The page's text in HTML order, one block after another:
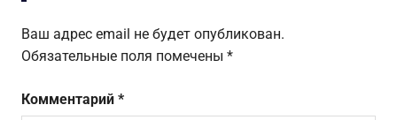
Ваш адрес email не будет опубликован.
Обязательные поля помечены *
Комментарий *